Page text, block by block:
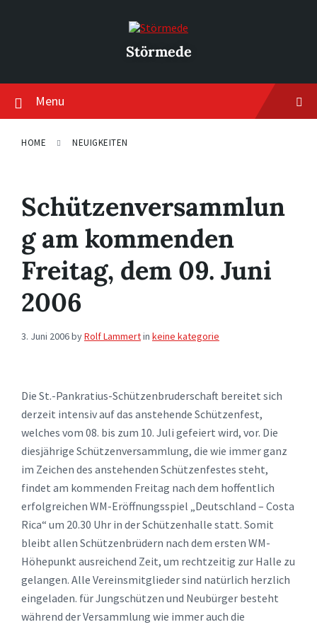
Störmede
Menu
HOME NEUIGKEITEN
Schützenversammlun
g am kommenden
Freitag, dem 09. Juni
2006
3. Juni 2006byRolf Lammertin keine kategorie
Die St.-Pankratius-Schützenbruderschaft bereitet sich
derzeit intensiv auf das anstehende Schützenfest,
welches vom 08. bis zum 10. Juli gefeiert wird, vor. Die
diesjährige Schützenversammlung, die wie immer ganz
im Zeichen des anstehenden Schützenfestes steht,
findet am kommenden Freitag nach dem hoffentlich
erfolgreichen WM-Eröffnungsspiel „Deutschland – Costa
Rica“ um 20.30 Uhr in der Schützenhalle statt. Somit
bleibt allen Schützenbrüdern nach dem ersten WM-
Höhepunkt ausreichend Zeit, um rechtzeitig zur Halle zu
gelangen. Alle Vereinsmitglieder sind natürlich herzlich
eingeladen. für Jungschützen und Neubürger besteht
während der Versammlung wie immer auch die